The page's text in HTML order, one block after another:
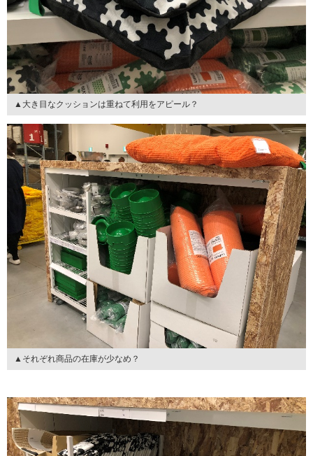
▲大き目なクッションは重ねて利用をアピール？
▲それぞれ商品の在庫が少なめ？